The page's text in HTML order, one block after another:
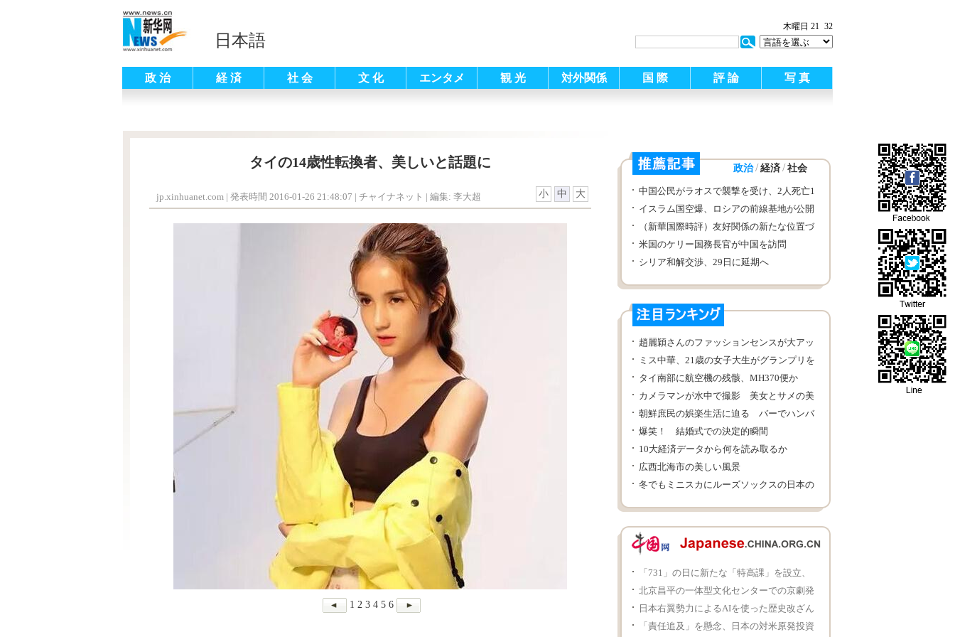
日本語
木曜日 21 32
政 治 経 済 社 会 文 化 エンタメ 観 光 対外関係 国 際 評 論 写 真
タイの14歳性転換者、美しいと話題に
jp.xinhuanet.com | 発表時間 2016-01-26 21:48:07 | チャイナネット | 編集: 李大超 小 中 大
1 2 3 4 5 6
政治 / 経済 / 社会
中国公民がラオスで襲撃を受け、2人死亡1
人負傷
イスラム国空爆、ロシアの前線基地が公開
（新華国際時評）友好関係の新たな位置づ
け 協力と発展の新たな開拓
米国のケリー国務長官が中国を訪問
シリア和解交渉、29日に延期へ
趙麗穎さんのファッションセンスが大アッ
プ、とても綺麗
ミス中華、21歳の女子大生がグランプリを
受賞
タイ南部に航空機の残骸、MH370便か
カメラマンが水中で撮影 美女とサメの美
しい瞬間
朝鮮庶民の娯楽生活に迫る バーでハンバ
ーガー
爆笑！ 結婚式での決定的瞬間
10大経済データから何を読み取るか
広西北海市の美しい風景
冬でもミニスカにルーズソックスの日本の